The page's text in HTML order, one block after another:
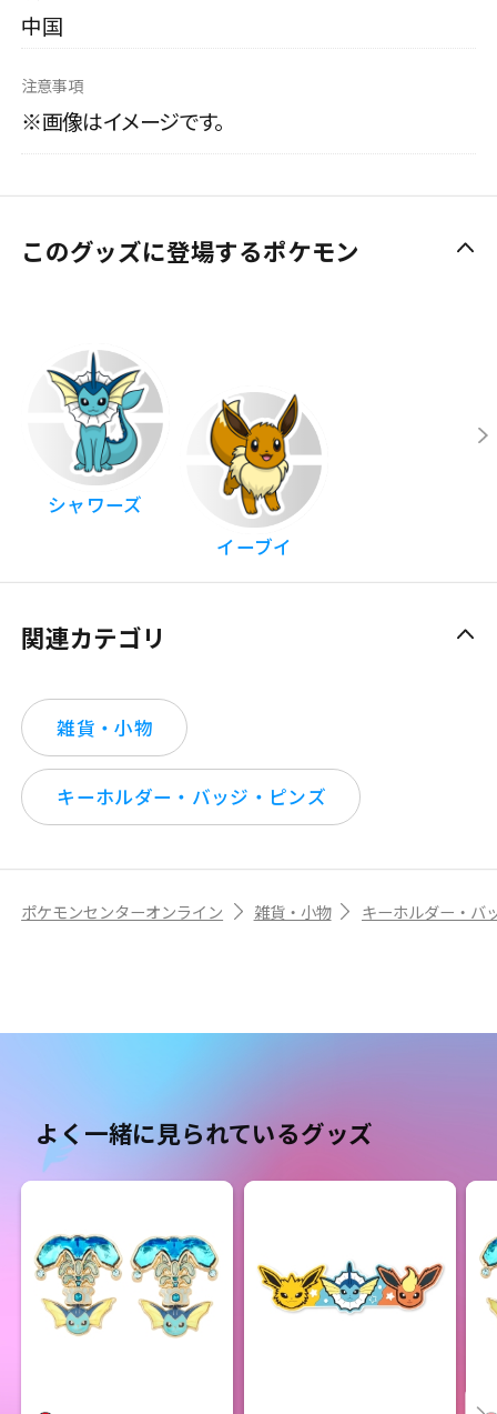
中国
注意事項
※画像はイメージです。
このグッズに登場するポケモン
シャワーズ
イーブイ
関連カテゴリ
雑貨・小物
キーホルダー・バッジ・ピンズ
ポケモンセンターオンライン 雑貨・小物 キーホルダー・バ
よく一緒に見られているグッズ